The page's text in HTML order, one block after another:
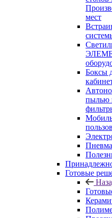
мест
Боксы
пылью
Готовые